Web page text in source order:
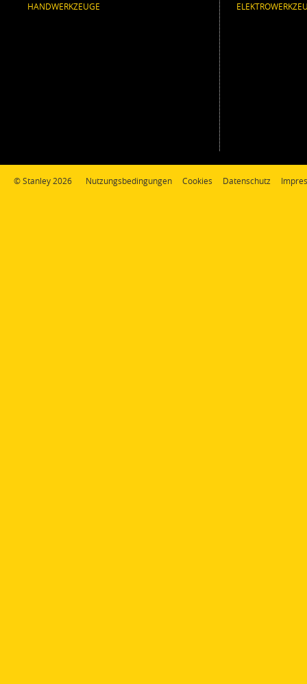
HANDWERKZEUGE
© Stanley 2026 Nutzungsbedingungen Cookies Datenschutz